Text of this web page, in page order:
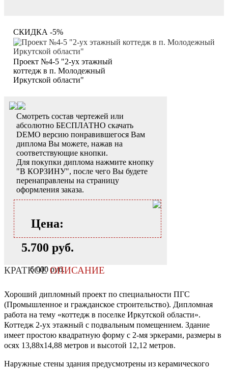
СКИДКА -5%
Проект №4-5 "2-ух этажный
коттедж в п. Молодежный
Иркутской области"
Смотреть состав чертежей или
абсолютно БЕСПЛАТНО скачать
DEMO версию понравившегося Вам
диплома Вы можете, нажав на
соответствующие кнопки.
Для покупки диплома нажмите кнопку
"В КОРЗИНУ", после чего Вы будете
перенаправлены на страницу
оформления заказа.
Цена:
5.700 руб.
6.000 руб.
КРАТКОЕОПИСАНИЕ
Хороший дипломный проект по специальности ПГС
(Промышленное и гражданское строительство). Дипломная
работа на тему «коттедж в поселке Иркутской области».
Коттедж 2-ух этажный с подвальным помещением. Здание
имеет простою квадратную форму с 2-мя эркерами, размеры в
осях 13,88х14,88 метров и высотой 12,12 метров.
Наружные стены здания предусмотрены из керамического